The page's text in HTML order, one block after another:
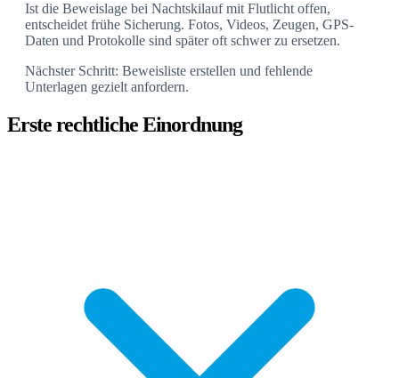
Ist die Beweislage bei Nachtskilauf mit Flutlicht offen,
entscheidet frühe Sicherung. Fotos, Videos, Zeugen, GPS-
Daten und Protokolle sind später oft schwer zu ersetzen.
Nächster Schritt: Beweisliste erstellen und fehlende
Unterlagen gezielt anfordern.
Erste rechtliche Einordnung